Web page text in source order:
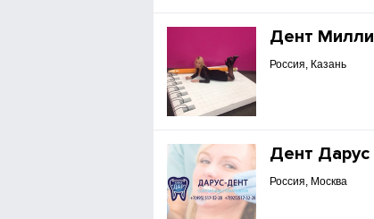
Дент Милли
Россия, Казань
Дент Дарус
Россия, Москва